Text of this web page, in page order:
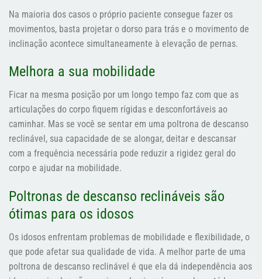
Na maioria dos casos o próprio paciente consegue fazer os
movimentos, basta projetar o dorso para trás e o movimento de
inclinação acontece simultaneamente à elevação de pernas.
Melhora a sua mobilidade
Ficar na mesma posição por um longo tempo faz com que as
articulações do corpo fiquem rígidas e desconfortáveis ao
caminhar. Mas se você se sentar em uma poltrona de descanso
reclinável, sua capacidade de se alongar, deitar e descansar
com a frequência necessária pode reduzir a rigidez geral do
corpo e ajudar na mobilidade.
Poltronas de descanso reclináveis são
ótimas para os idosos
Os idosos enfrentam problemas de mobilidade e flexibilidade, o
que pode afetar sua qualidade de vida. A melhor parte de uma
poltrona de descanso reclinável é que ela dá independência aos